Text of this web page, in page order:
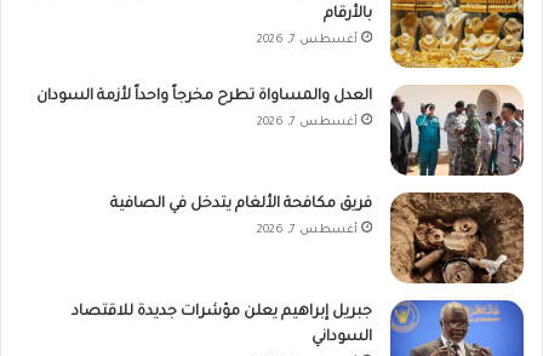
بالأرقام
أغسطس 7, 2026
العدل والمساواة تطرح مخرجاً واحداً لأزمة السودان
أغسطس 7, 2026
فريق مكافحة الألغام يتدخل في الصافية
أغسطس 7, 2026
جبريل إبراهيم يعلن مؤشرات جديدة للاقتصاد
السوداني